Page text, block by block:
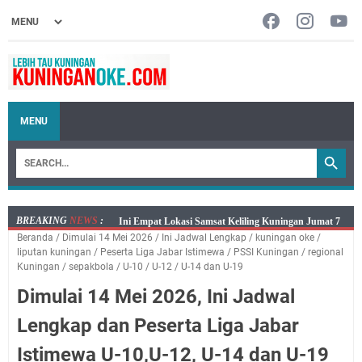
MENU
BREAKING NEWS :
Jumat 7 Agustus 2026 Mobil SIM Keliling Ada di
Kecamatan Sindangagung
Embun Pagi Jumat 8 Agustus 2026: Jika Keberkahan
Kelaparan Meskipun Memiliki Sekarung Penuh Uang
Salat Lima Waktu itu Bukan Cuma Kewajiban, Tapi
Beranda / Dimulai 14 Mei 2026 / Ini Jadwal Lengkap / kuningan oke /
liputan kuningan / Peserta Liga Jabar Istimewa / PSSI Kuningan / regional
Kuningan / sepakbola / U-10 / U-12 / U-14 dan U-19
Dimulai 14 Mei 2026, Ini Jadwal
Lengkap dan Peserta Liga Jabar
Istimewa U-10,U-12, U-14 dan U-19